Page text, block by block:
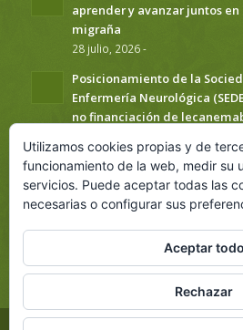
aprender y avanzar juntos
migraña
28 julio, 2026 -
Posicionamiento de la
Enfermería Neurológica
no financiación de
20 julio, 2026 -
Creación del Observatorio
Cuidados
Utilizamos cookies propias y de
funcionamiento de la web, medir su
servicios. Puede aceptar todas las
necesarias o configurar sus
Aceptar todo
Rechazar